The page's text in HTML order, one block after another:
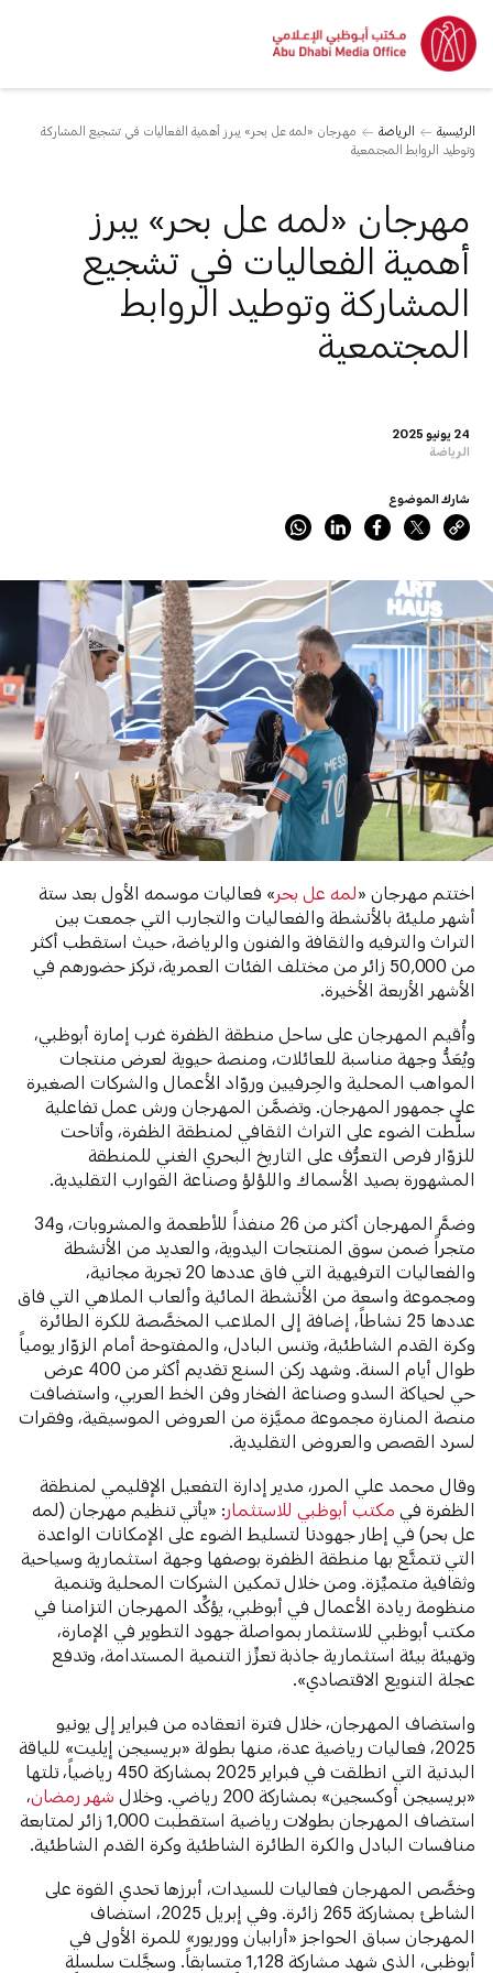
الرئيسية الرياضة
مهرجان «لمه عل بحر» يبرز أهمية الفعاليات في تشجيع المشاركة
وتوطيد الروابط المجتمعية
24 يونيو 2025
الرياضة
مهرجان «لمه عل بحر» يبرز
أهمية الفعاليات في تشجيع
المشاركة وتوطيد الروابط
المجتمعية
شارك الموضوع
اختتم مهرجان «لمه عل بحر» فعاليات موسمه الأول بعد ستة
أشهر مليئة بالأنشطة والفعاليات والتجارب التي جمعت بين
التراث والترفيه والثقافة والفنون والرياضة، حيث استقطب أكثر
من 50,000 زائر من مختلف الفئات العمرية، تركز حضورهم في
الأشهر الأربعة الأخيرة.
وأُقيم المهرجان على ساحل منطقة الظفرة غرب إمارة أبوظبي،
ويُعَدُّ وجهة مناسبة للعائلات، ومنصة حيوية لعرض منتجات
المواهب المحلية والحِرفيين وروّاد الأعمال والشركات الصغيرة
على جمهور المهرجان. وتضمَّن المهرجان ورش عمل تفاعلية
سلَّطت الضوء على التراث الثقافي لمنطقة الظفرة، وأتاحت
للزوّار فرص التعرُّف على التاريخ البحري الغني للمنطقة
المشهورة بصيد الأسماك واللؤلؤ وصناعة القوارب التقليدية.
وضمَّ المهرجان أكثر من 26 منفذاً للأطعمة والمشروبات، و34
متجراً ضمن سوق المنتجات اليدوية، والعديد من الأنشطة
والفعاليات الترفيهية التي فاق عددها 20 تجربة مجانية،
ومجموعة واسعة من الأنشطة المائية وألعاب الملاهي التي فاق
عددها 25 نشاطاً، إضافة إلى الملاعب المخصَّصة للكرة الطائرة
وكرة القدم الشاطئية، وتنس البادل، والمفتوحة أمام الزوّار يومياً
طوال أيام السنة. وشهد ركن السنع تقديم أكثر من 400 عرض
حي لحياكة السدو وصناعة الفخار وفن الخط العربي، واستضافت
منصة المنارة مجموعة مميَّزة من العروض الموسيقية، وفقرات
لسرد القصص والعروض التقليدية.
وقال محمد علي المرر، مدير إدارة التفعيل الإقليمي لمنطقة
الظفرة في مكتب أبوظبي للاستثمار: «يأتي تنظيم مهرجان (لمه
عل بحر) في إطار جهودنا لتسليط الضوء على الإمكانات الواعدة
التي تتمتَّع بها منطقة الظفرة بوصفها وجهة استثمارية وسياحية
وثقافية متميِّزة. ومن خلال تمكين الشركات المحلية وتنمية
منظومة ريادة الأعمال في أبوظبي، يؤكِّد المهرجان التزامنا في
مكتب أبوظبي للاستثمار بمواصلة جهود التطوير في الإمارة،
وتهيئة بيئة استثمارية جاذبة تعزِّز التنمية المستدامة، وتدفع
عجلة التنويع الاقتصادي».
واستضاف المهرجان، خلال فترة انعقاده من فبراير إلى يونيو
2025، فعاليات رياضية عدة، منها بطولة «بريسيجن إيليت» للياقة
البدنية التي انطلقت في فبراير 2025 بمشاركة 450 رياضياً، تلتها
«بريسيجن أوكسجين» بمشاركة 200 رياضي. وخلال
شهر رمضان،
استضاف المهرجان بطولات رياضية استقطبت 1,000 زائر لمتابعة
منافسات البادل والكرة الطائرة الشاطئية وكرة القدم الشاطئية.
وخصَّص المهرجان فعاليات للسيدات، أبرزها تحدي القوة على
الشاطئ بمشاركة 265 زائرة. وفي إبريل 2025، استضاف
المهرجان سباق الحواجز «أرابيان ووريور» للمرة الأولى في
أبوظبي، الذي شهد مشاركة 1,128 متسابقاً. وسجَّلت سلسلة